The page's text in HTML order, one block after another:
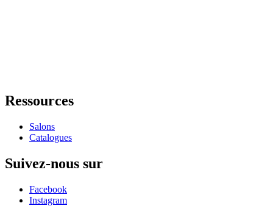
Ressources
Salons
Catalogues
Suivez-nous sur
Facebook
Instagram